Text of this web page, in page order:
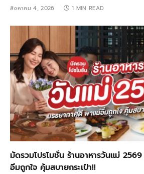
สิงหาคม 4, 2026 1 MIN READ
มัดรวมโปรโมชั่น ร้านอาหารวันแม่
อิ่มถูกใจ คุ้มสบายกระเป๋า!!